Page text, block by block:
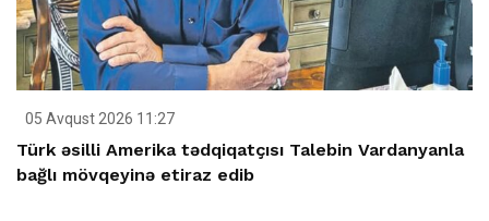
05 Avqust 2026 11:27
Türk əsilli Amerika tədqiqatçısı Talebin Vardanyanla
bağlı mövqeyinə etiraz edib